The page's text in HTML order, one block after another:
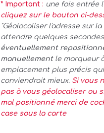
* Important : une fois entrée
cliquez sur le bouton ci-
"Géolocaliser l'adresse sur la
attendre quelques
éventuellement
manuellementle marqueur
emplacement plus précis
conviendrait mieux. Si vous
pas à vous géolocaliser ou
mal positionné merci de
case sous la carte